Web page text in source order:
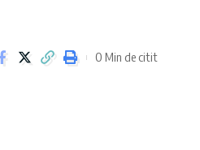
0 Min de citit